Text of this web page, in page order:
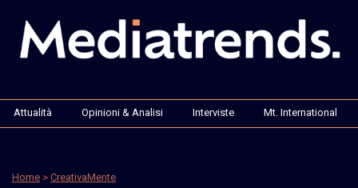
Attualità Opinioni & Analisi Interviste Mt. International
Home > CreativaMente